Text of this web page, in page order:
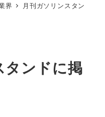
界
月刊ガソリンスタン
タンドに掲